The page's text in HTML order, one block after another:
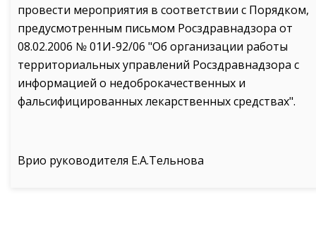
провести мероприятия в соответствии с Порядком,
предусмотренным письмом Росздравнадзора от
08.02.2006 № 01И-92/06 "Об организации работы
территориальных управлений Росздравнадзора с
информацией о недоброкачественных и
фальсифицированных лекарственных средствах".
Врио руководителя Е.А.Тельнова